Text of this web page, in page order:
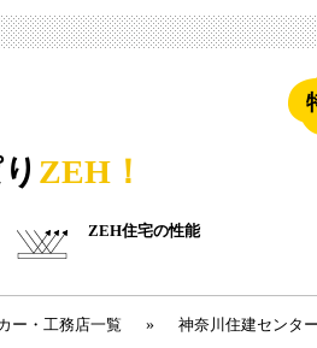
ZEH！
ZEH住宅の性能
ー・工務店一覧 » 神奈川住建センター